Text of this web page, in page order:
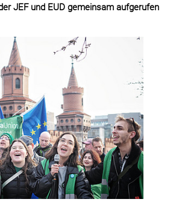
JEF und EUD gemeinsam aufgerufen